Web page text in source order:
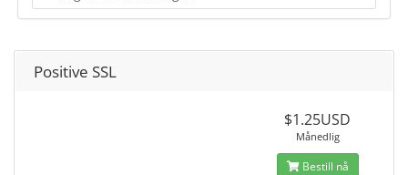
Positive SSL
$1.25USD
Månedlig
Bestill nå